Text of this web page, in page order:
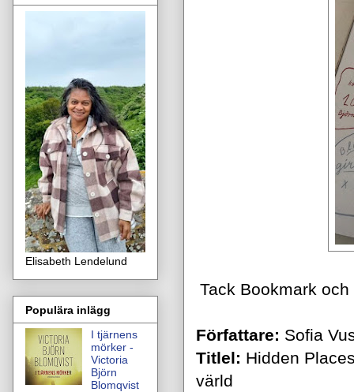
Tack Bookmark
Författare: Sofia
Titlel: Hidden
värld
Elisabeth Lendelund
Populära inlägg
I tjärnens
mörker -
Victoria
Björn
Blomqvist